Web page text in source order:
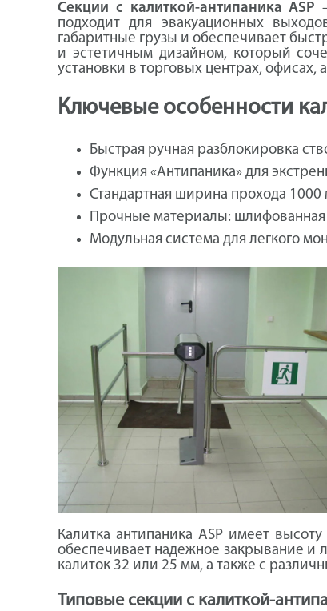
Секции с калиткой-антипаника ASP
подходит для эвакуационных
габаритные грузы и обеспечивает
и эстетичным дизайном, который
установки в торговых центрах,
Ключевые особенности
Быстрая ручная разблокировка
Функция «Антипаника» для
Стандартная ширина прохода
Прочные материалы:
Модульная система для легкого
Калитка антипаника ASP имеет
обеспечивает надежное закрывание и
калиток 32 или 25 мм, а также с
Типовые секции с калиткой-